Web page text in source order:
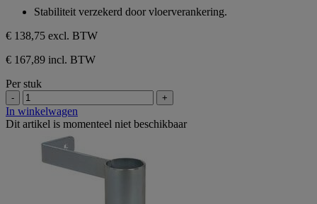
5
sterren.
Stabiliteit verzekerd door vloerverankering.
€ 138,75 excl. BTW
€ 167,89 incl. BTW
Per stuk
- +
In winkelwagen
Dit artikel is momenteel niet beschikbaar